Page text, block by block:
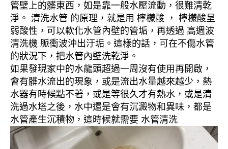
管壁上的髒東西，如是靠一般水壓流動，很難清乾
淨。 清洗水管 的原理，就是用 檸檬酸 ， 檸檬酸呈
弱酸性，可以軟化水管內壁的管垢，再透過 高週波
清洗機 脈衝波沖出汙垢。這樣的話，可在不傷水管
的狀況下，把水管內壁洗乾淨。
如果發現家中的水龍頭超過一周沒有使用再開啟，
會有髒水流出的現象，或是流出水量越來越少，熱
水器有時候點不著，或是等很久才有熱水，或是清
洗過水塔之後，水中還是會有沉澱物和異味，都是
水管產生沉積物，這時候就需要 水管清洗